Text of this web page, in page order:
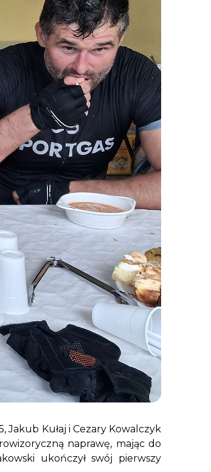
Jakub Kułaj i Cezary Kowalczyk
naprawę, mając do
ukończył swój pierwszy